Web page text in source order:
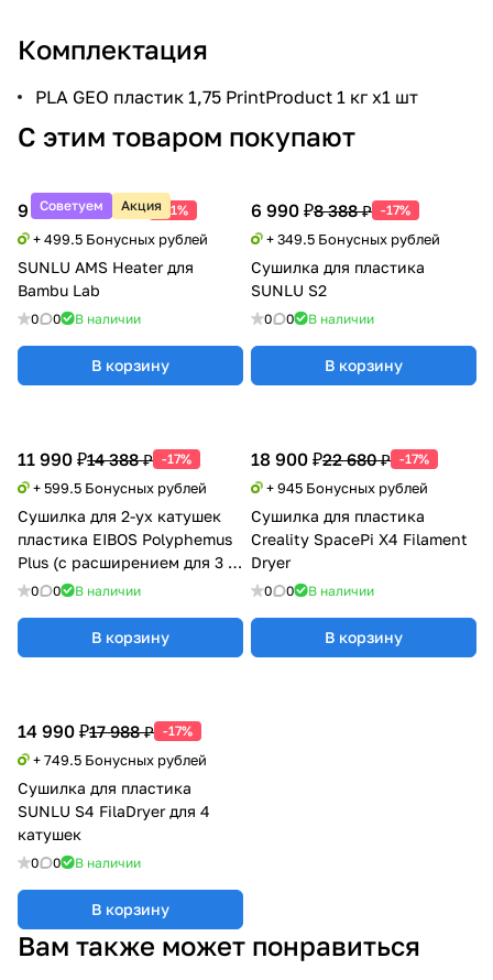
Комплектация
PLA GEO пластик 1,75 PrintProduct 1 кг x1 шт
С этим товаром покупают
Советуем Акция
9 990 ₽20 388 ₽ -51%
+ 499.5 Бонусных рублей
SUNLU AMS Heater для
Bambu Lab
0 0 В наличии
В корзину
6 990 ₽8 388 ₽ -17%
+ 349.5 Бонусных рублей
Сушилка для пластика
SUNLU S2
0 0 В наличии
В корзину
11 990 ₽14 388 ₽ -17%
+ 599.5 Бонусных рублей
Сушилка для 2-ух катушек
пластика EIBOS Polyphemus
Plus (с расширением для 3 кг
катушки)
0 0 В наличии
В корзину
18 900 ₽22 680 ₽ -17%
+ 945 Бонусных рублей
Сушилка для пластика
Creality SpacePi X4 Filament
Dryer
0 0 В наличии
В корзину
14 990 ₽17 988 ₽ -17%
+ 749.5 Бонусных рублей
Сушилка для пластика
SUNLU S4 FilaDryer для 4
катушек
0 0 В наличии
В корзину
Вам также может понравиться